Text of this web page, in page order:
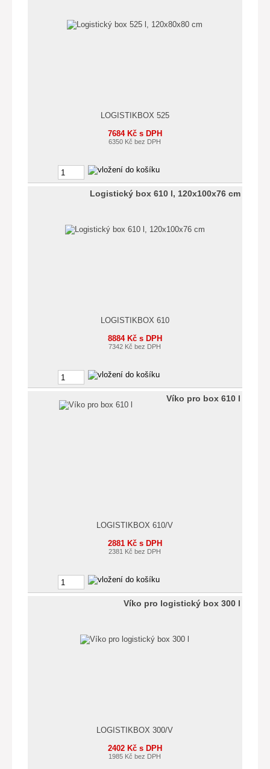
LOGISTIKBOX 525
7684 Kč s DPH
6350 Kč bez DPH
Logistický box 610 l, 120x100x76 cm
LOGISTIKBOX 610
8884 Kč s DPH
7342 Kč bez DPH
Víko pro box 610 l
LOGISTIKBOX 610/V
2881 Kč s DPH
2381 Kč bez DPH
Víko pro logistický box 300 l
LOGISTIKBOX 300/V
2402 Kč s DPH
1985 Kč bez DPH